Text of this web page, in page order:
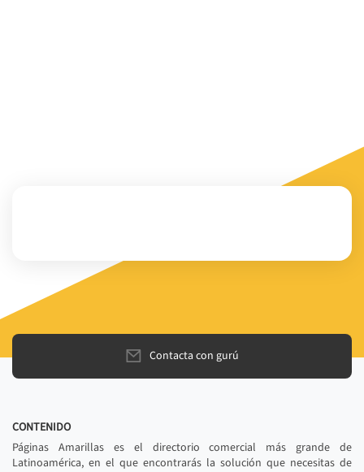
Contacta con gurú
CONTENIDO
Páginas Amarillas es el directorio comercial más grande de
Latinoamérica, en el que encontrarás la solución que necesitas de